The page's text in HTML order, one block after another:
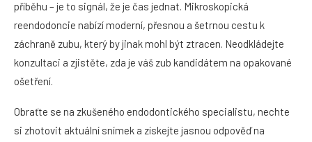
příběhu – je to signál, že je čas jednat. Mikroskopická
reendodoncie nabízí moderní, přesnou a šetrnou cestu k
záchraně zubu, který by jinak mohl být ztracen. Neodkládejte
konzultaci a zjistěte, zda je váš zub kandidátem na opakované
ošetření.
Obraťte se na zkušeného endodontického specialistu, nechte
si zhotovit aktuální snímek a získejte jasnou odpověď na